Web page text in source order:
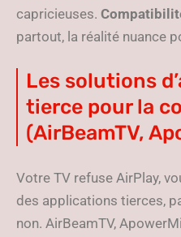
capricieuses.
partout, la réalité nuance
Les solutions
tierce pour la
(AirBeamTV,
Votre TV refuse AirPlay,
des applications tierces,
non. AirBeamTV,